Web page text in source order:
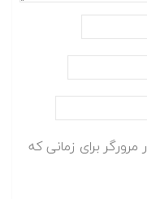
برای زمانی که